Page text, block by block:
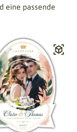
eine passende
es, eine